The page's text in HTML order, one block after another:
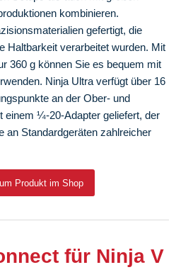
kombinieren.
gefertigt, die
Haltbarkeit verarbeitet wurden. Mit
360 g können Sie es bequem mit
Ninja Ultra verfügt über 16
an der Ober- und
einem ¼-20-Adapter geliefert, der
an Standardgeräten zahlreicher
Produkt im Shop
für Ninja V